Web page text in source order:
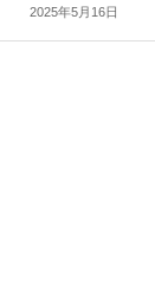
2025年5月16日